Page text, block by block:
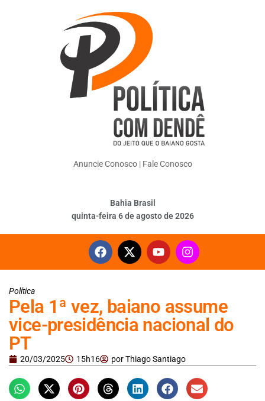
Anuncie Conosco| Fale Conosco
Bahia Brasil
quinta-feira 6 de agosto de 2026
Política
Pela 1ª vez, baiano assume
vice-presidência nacional do
PT
20/03/2025 15h16 porThiago Santiago